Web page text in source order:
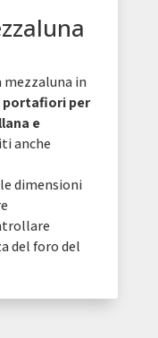
in
portafiori per
e
anche
dimensioni
del foro del